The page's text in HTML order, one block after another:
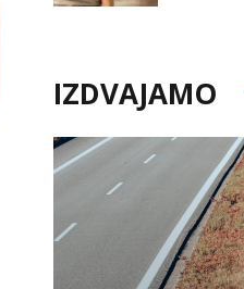
IZDVAJAMO